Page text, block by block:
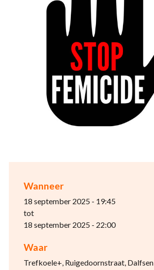
Wanneer
18 september 2025 - 19:45
tot
18 september 2025 - 22:00
Waar
Trefkoele+, Ruigedoornstraat, Dalfsen